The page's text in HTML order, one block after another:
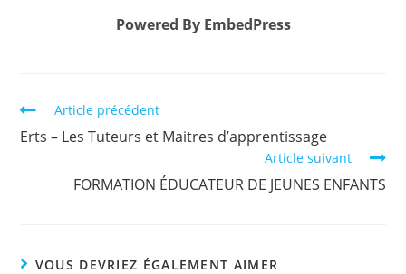
Powered By EmbedPress
Article précédent
Erts – Les Tuteurs et Maitres d’apprentissage
Article suivant
FORMATION ÉDUCATEUR DE JEUNES ENFANTS
VOUS DEVRIEZ ÉGALEMENT AIMER